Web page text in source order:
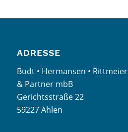
ADRESSE
Budt • Hermansen • Rittmeier
& Partner mbB
Gerichtsstraße 22
59227 Ahlen